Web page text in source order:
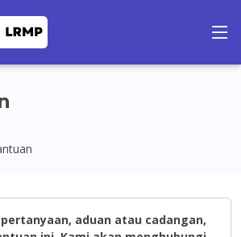
aduan atau cadangan,